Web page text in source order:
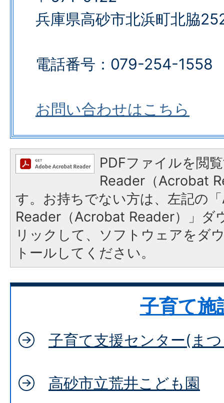
兵庫県高砂市北浜町北脇
電話番号：079-254-1558
お問い合わせはこちら
PDFファイルを閲
Reader（Acrobat
す。お持ちでない方は、左記の
Reader（Acrobat Reader）」ダ
リックして、ソフトウェアをダ
トールしてください。
子育て施
子育て支援センター(ま
高砂市立荒井こども園